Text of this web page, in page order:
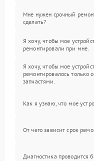
Мне нужен срочный
сделать?
Я хочу, чтобы мое
ремонтировали при мне.
Я хочу, чтобы мое
ремонтировалось только
запчастями.
Как я узнаю, что мое
От чего зависит срок
Диагностика проводится